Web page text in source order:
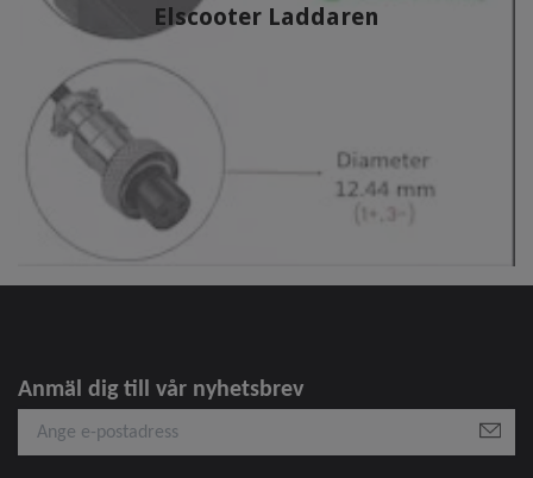
Elscooter Laddaren
Anmäl dig till vår nyhetsbrev